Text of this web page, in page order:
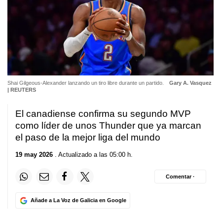
Shai Gilgeous-Alexander lanzando un tiro libre durante un partido.
Gary A. Vasquez
| REUTERS
El canadiense confirma su segundo MVP
como líder de unos Thunder que ya marcan
el paso de la mejor liga del mundo
19 may 2026 . Actualizado a las 05:00 h.
Añade a La Voz de Galicia en Google
Comentar ·